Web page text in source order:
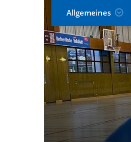
Allgemeines